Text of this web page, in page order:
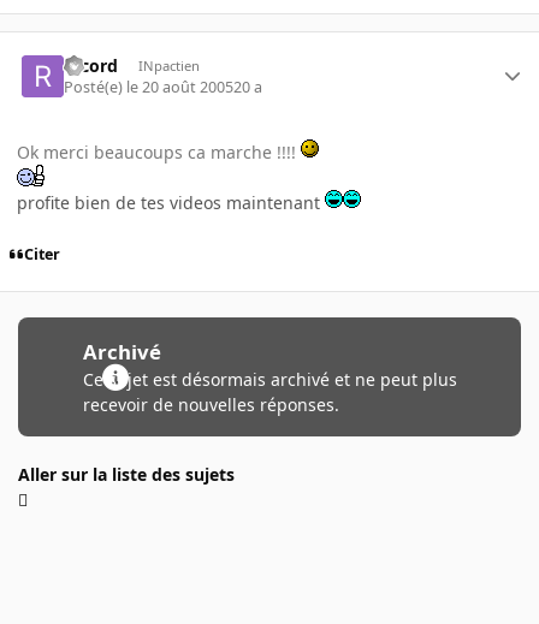
record INpactien
Posté(e) le 20 août 200520 a
Ok merci beaucoups ca marche !!!!
profite bien de tes videos maintenant
Citer
Archivé
Ce sujet est désormais archivé et ne peut plus
recevoir de nouvelles réponses.
Aller sur la liste des sujets